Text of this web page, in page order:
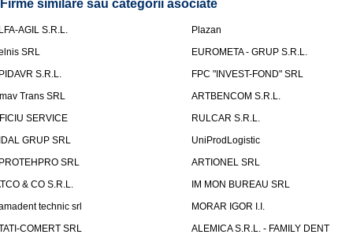
Firme similare sau categorii asociate
AGIL S.R.L.
Plazan
SRL
EUROMETA - GRUP S.R.L.
S.R.L.
FPC "INVEST-FOND" SRL
Trans SRL
ARTBENCOM S.R.L.
SERVICE
RULCAR S.R.L.
GRUP SRL
UniProdLogistic
SRL
ARTIONEL SRL
& CO S.R.L.
IM MON BUREAU SRL
technic srl
MORAR IGOR I.I.
COMERT SRL
ALEMICA S.R.L. - FAMILY DENT